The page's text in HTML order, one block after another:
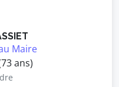
Maire
ans)